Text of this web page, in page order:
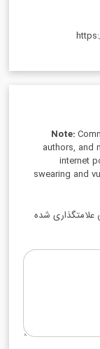
Note:
authors, and
internet
swearing and
علامتگذاری شده